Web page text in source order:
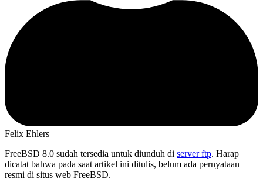
Felix Ehlers
FreeBSD 8.0 sudah tersedia untuk diunduh di server ftp. Harap
dicatat bahwa pada saat artikel ini ditulis, belum ada pernyataan
resmi di situs web FreeBSD.